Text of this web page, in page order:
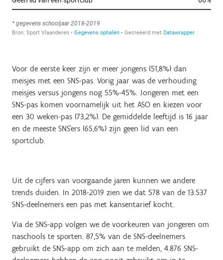
Voor de eerste keer zijn er meer jongens (51,8%) dan
meisjes met een SNS-pas. Vorig jaar was de verhouding
meisjes versus jongens nog 55%-45%. Jongeren met een
SNS-pas komen voornamelijk uit het ASO en kiezen voor
een 30 weken-pas (73,2%). De gemiddelde leeftijd is 16 jaar
en de meeste SNS’ers (65,6%) zijn geen lid van een
sportclub.
Uit de cijfers van voorgaande jaren kunnen we andere
trends duiden. In 2018-2019 zien we dat 578 van de 13.537
SNS-deelnemers een pas met kansentarief kocht.
Via de SNS-app volgen we de voorkeuren van jongeren om
naschools te sporten. 87,5% van de SNS-deelnemers
gebruikt de SNS-app om zich aan te melden, 4.876 SNS-